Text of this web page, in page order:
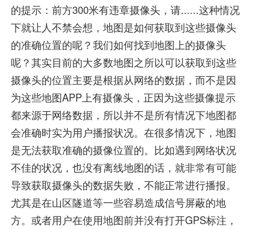
的提示：前方300米有违章摄像头，请......这种情况
下就让人不禁会想，地图是如何获取到这些摄像头
的准确位置的呢？我们如何找到地图上的摄像头
呢？其实目前的大多数地图之所以可以获取到这些
摄像头的位置主要是根据从网络的数据，而不是因
为这些地图APP上有摄像头，正因为这些摄像提示
都来源于网络数据，所以并不是所有情况下地图都
会准确时实为用户播报状况。在很多情况下，地图
是无法获取准确的摄像位置的。比如遇到网络状况
不佳的状况，也没有离线地图的话，就非常有可能
导致获取摄像头的数据失败，不能正常进行播报。
尤其是在山区隧道等一些容易造成信号屏蔽的地
方。或者用户在使用地图前并没有打开GPS标注，